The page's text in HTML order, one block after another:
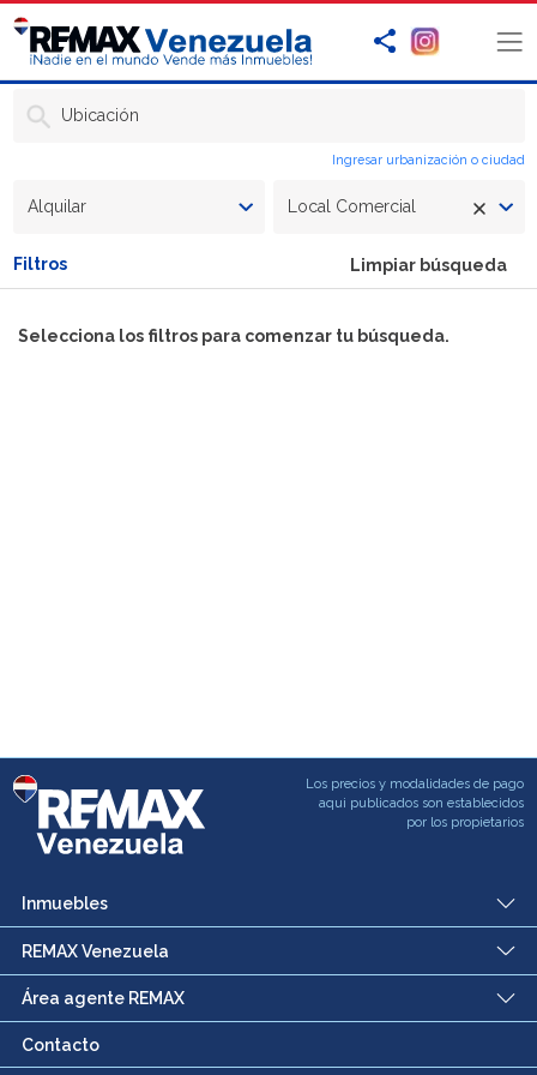
Ubicación
Ingresar urbanización o ciudad
Alquilar Local Comercial
Filtros Limpiar búsqueda
Selecciona los filtros para comenzar tu búsqueda.
Los precios y modalidades de pago
aqui publicados son establecidos
por los propietarios
Inmuebles
REMAX Venezuela
Área agente REMAX
Contacto